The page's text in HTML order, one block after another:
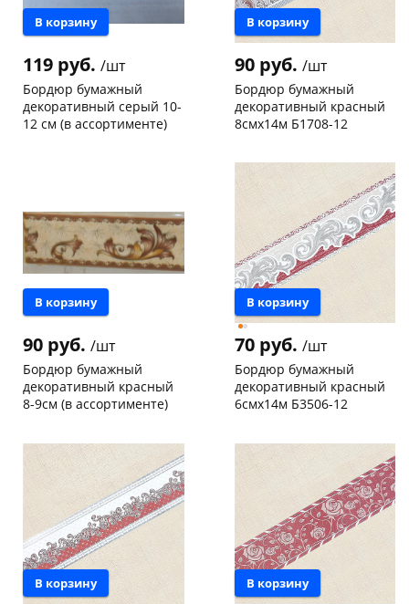
В корзину
119 руб. /шт
Бордюр бумажный
декоративный серый 10-
12 см (в ассортименте)
В корзину
90 руб. /шт
Бордюр бумажный
декоративный красный
8смх14м Б1708-12
склад
шт
Код товара
129865
В корзину
90 руб. /шт
Бордюр бумажный
декоративный красный
8-9см (в ассортименте)
склад
шт
Конева, 36
4 шт
Код товара
7856
В корзину
70 руб. /шт
Бордюр бумажный
декоративный красный
6смх14м Б3506-12
Код товара
26965
В корзину В корзину